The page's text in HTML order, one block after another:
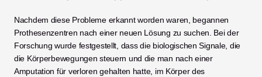
Nachdem diese Probleme erkannt worden waren, begannen
Prothesenzentren nach einer neuen Lösung zu suchen. Bei der
Forschung wurde festgestellt, dass die biologischen Signale, die
die Körperbewegungen steuern und die man nach einer
Amputation für verloren gehalten hatte, im Körper des